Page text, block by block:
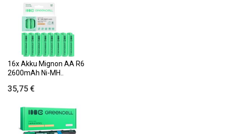
16x Akku Mignon AA R6
2600mAh Ni-MH..
35,75 €